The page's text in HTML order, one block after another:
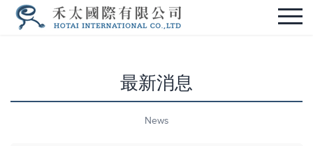
最新消息
News